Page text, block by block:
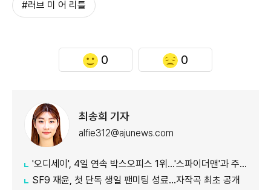
#러브 미 어 리틀
0 0
최송희 기자
alfie312@ajunews.com
'오디세이', 4일 연속 박스오피스 1위…'스파이더맨'과 주말 흥행 접전
SF9 재윤, 첫 단독 생일 팬미팅 성료…자작곡 최초 공개